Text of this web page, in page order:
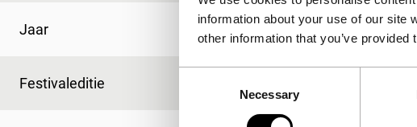
information about your use of our site
other information that you’ve
Necessary
Jaar
Festivaleditie